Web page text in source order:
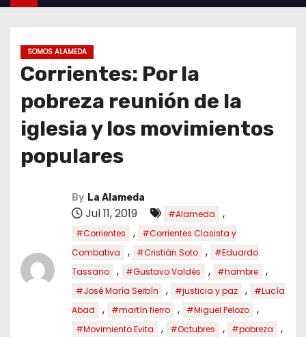
SOMOS ALAMEDA
Corrientes: Por la
pobreza reunión de la
iglesia y los movimientos
populares
By La Alameda
Jul 11, 2019 #Alameda ,
#Corrientes ,
#Corrientes Clasista y
Combativa
, #Cristián Soto ,
#Eduardo
Tassano
, #Gustavo Valdés , #hambre ,
#José María Serbín , #justicia y paz ,
#Lucía
Abad
, #martín fierro , #Miguel Pelozo ,
#Movimiento Evita , #Octubres , #pobreza ,